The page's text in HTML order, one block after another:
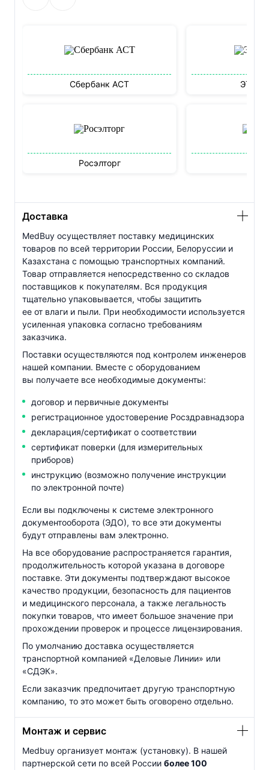
Сбербанк АСТ
Росэлторг
ЭТП
Доставка
MedBuy осуществляет поставку медицинских
товаров по всей территории России, Белоруссии и
Казахстана с помощью транспортных компаний.
Товар отправляется непосредственно со складов
поставщиков к покупателям. Вся продукция
тщательно упаковывается, чтобы защитить
ее от влаги и пыли. При необходимости используется
усиленная упаковка согласно требованиям
заказчика.
Поставки осуществляются под контролем инженеров
нашей компании. Вместе с оборудованием
вы получаете все необходимые документы:
договор и первичные документы
регистрационное удостоверение Росздравнадзора
декларация/сертификат о соответствии
сертификат поверки (для измерительных
приборов)
инструкцию (возможно получение инструкции
по электронной почте)
Если вы подключены к системе электронного
документооборота (ЭДО), то все эти документы
будут отправлены вам электронно.
На все оборудование распространяется гарантия,
продолжительность которой указана в договоре
поставке. Эти документы подтверждают высокое
качество продукции, безопасность для пациентов
и медицинского персонала, а также легальность
покупки товаров, что имеет большое значение при
прохождении проверок и процессе лицензирования.
По умолчанию доставка осуществляется
транспортной компанией «Деловые Линии» или
«СДЭК».
Если заказчик предпочитает другую транспортную
компанию, то это может быть оговорено отдельно.
Монтаж и сервис
Medbuy организует монтаж (установку). В нашей
партнерской сети по всей России более 100